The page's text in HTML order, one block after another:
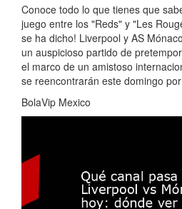
Conoce todo lo que tienes que
juego entre los "Reds" y "Les
se ha dicho! Liverpool y AS
un auspicioso partido de
el marco de un amistoso
se reencontrarán este domingo por
BolaVip Mexico